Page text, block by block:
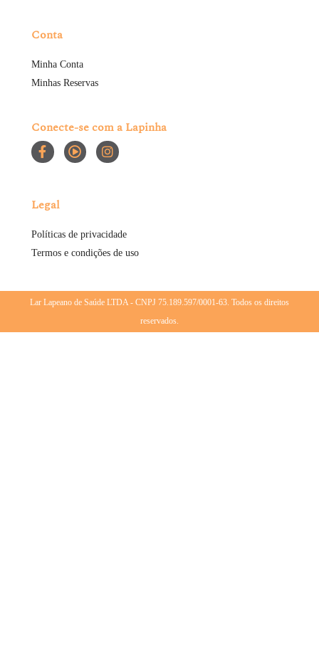
Conta
Minha Conta
Minhas Reservas
Conecte-se com a Lapinha
Legal
Políticas de privacidade
Termos e condições de uso
Lar Lapeano de Saúde LTDA - CNPJ 75.189.597/0001-63. Todos os direitos
reservados.